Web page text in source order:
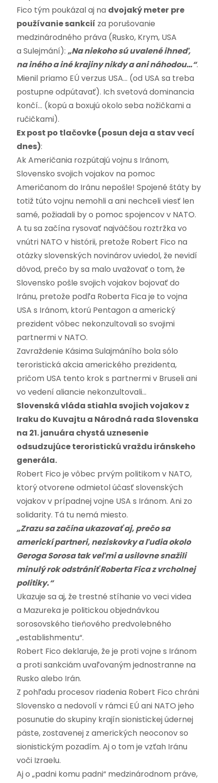
Fico tým poukázal aj na dvojaký meter pre
používanie sankcií za porušovanie
medzinárodného práva (Rusko, Krym, USA
a Sulejmání): „Na niekoho sú uvalené ihneď,
na iného a iné krajiny nikdy a ani náhodou…“.
Mienil priamo EÚ verzus USA… (od USA sa treba
postupne odpútavať). Ich svetová dominancia
končí… (kopú a boxujú okolo seba nožičkami a
ručičkami).
Ex post po tlačovke (posun deja a stav vecí
dnes):
Ak Američania rozpútajú vojnu s Iránom,
Slovensko svojich vojakov na pomoc
Američanom do Iránu nepošle! Spojené štáty by
totiž túto vojnu nemohli a ani nechceli viesť len
samé, požiadali by o pomoc spojencov v NATO.
A tu sa začína rysovať najväčšou roztržka vo
vnútri NATO v histórii, pretože Robert Fico na
otázky slovenských novinárov uviedol, že nevidí
dôvod, prečo by sa malo uvažovať o tom, že
Slovensko pošle svojich vojakov bojovať do
Iránu, pretože podľa Roberta Fica je to vojna
USA s Iránom, ktorú Pentagon a americký
prezident vôbec nekonzultovali so svojimi
partnermi v NATO.
Zavraždenie Kásima Sulajmáního bola sólo
teroristická akcia amerického prezidenta,
pričom USA tento krok s partnermi v Bruseli ani
vo vedení aliancie nekonzultovali…
Slovenská vláda stiahla svojich vojakov z
Iraku do Kuvajtu a Národná rada Slovenska
na 21. januára chystá uznesenie
odsudzujúce teroristickú vraždu iránskeho
generála.
Robert Fico je vôbec prvým politikom v NATO,
ktorý otvorene odmietol účasť slovenských
vojakov v prípadnej vojne USA s Iránom. Ani zo
solidarity. Tá tu nemá miesto.
„Zrazu sa začína ukazovať aj, prečo sa
americkí partneri, neziskovky a ľudia okolo
Geroga Sorosa tak veľmi a usilovne snažili
minulý rok odstrániť Roberta Fica z vrcholnej
politiky.“
Ukazuje sa aj, že trestné stíhanie vo veci videa
a Mazureka je politickou objednávkou
sorosovského tieňového predvolebného
„establishmentu“.
Robert Fico deklaruje, že je proti vojne s Iránom
a proti sankciám uvaľovaným jednostranne na
Rusko alebo Irán.
Z pohľadu procesov riadenia Robert Fico chráni
Slovensko a nedovolí v rámci EÚ ani NATO jeho
posunutie do skupiny krajín sionistickej údernej
päste, zostavenej z amerických neoconov so
sionistickým pozadím. Aj o tom je vzťah Iránu
voči Izraelu.
Aj o „padni komu padni“ medzinárodnom práve,